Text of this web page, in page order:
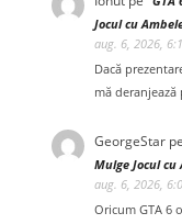
Jocul cu
aug. 6, 2026,
Dacă
mă
GeorgeStar pe
Mulge Jocul
aug. 6, 2026,
Oricum GTA 6